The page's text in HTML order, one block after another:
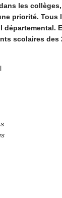
les
priorité. Tous
scolaires